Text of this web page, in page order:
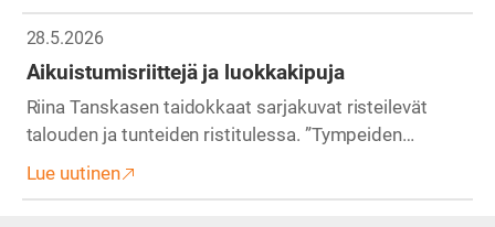
28.5.2026
Aikuistumisriittejä ja luokkakipuja
Riina Tanskasen taidokkaat sarjakuvat risteilevät
talouden ja tunteiden ristitulessa. ”Tympeiden…
Lue uutinen